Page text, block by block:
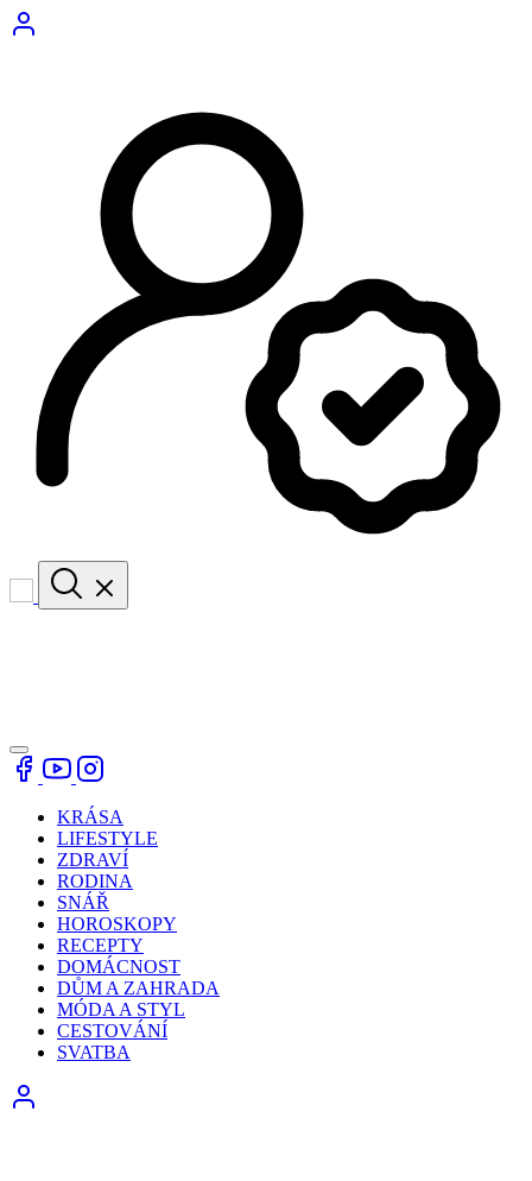
KRÁSA
LIFESTYLE
ZDRAVÍ
RODINA
SNÁŘ
HOROSKOPY
RECEPTY
DOMÁCNOST
DŮM A ZAHRADA
MÓDA A STYL
CESTOVÁNÍ
SVATBA